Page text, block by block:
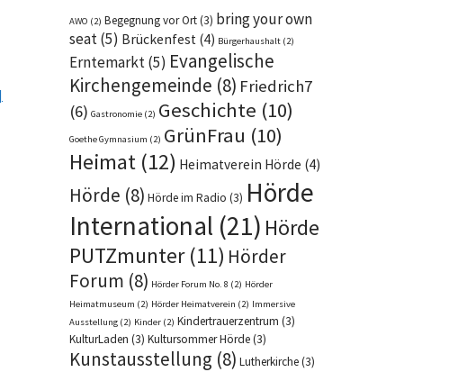
AWO (2) Begegnung vor Ort(3) bring your own
seat(5) Brückenfest (4) Bürgerhaushalt (2)
Erntemarkt(5) Evangelische
Kirchengemeinde (8) Friedrich7
(6) Gastronomie (2) Geschichte (10)
Goethe Gymnasium (2) GrünFrau (10)
Heimat (12) Heimatverein Hörde (4)
Hörde (8) Hörde im Radio (3) Hörde
International (21) Hörde
PUTZmunter(11) Hörder
Forum (8) Hörder Forum No. 8 (2) Hörder
Heimatmuseum (2) Hörder Heimatverein (2) Immersive
Ausstellung (2) Kinder (2) Kindertrauerzentrum (3)
KulturLaden (3) Kultursommer Hörde(3)
Kunstausstellung (8) Lutherkirche(3)